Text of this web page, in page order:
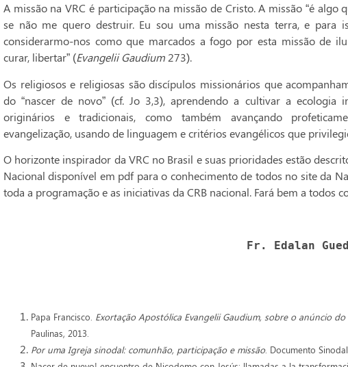
A missão na VRC é participação na missão de Cristo. A missão “é algo
se não me quero destruir. Eu sou uma missão nesta terra, e para
considerarmo-nos como que marcados a fogo por esta missão de
curar, libertar” (Evangelii Gaudium273).
Os religiosos e religiosas são discípulos missionários que
do “nascer de novo” (cf. Jo 3,3), aprendendo a cultivar a ecologia
originários e tradicionais, como também avançando
evangelização, usando de linguagem e critérios evangélicos que
O horizonte inspirador da VRC no Brasil e suas prioridades estão
Nacional disponível em pdf para o conhecimento de todos no site da
toda a programação e as iniciativas da CRB nacional. Fará bem a todos
Fr. Edalan
Papa Francisco. Exortação Apostólica Evangelii Gaudium, sobre o anúncio
Paulinas, 2013.
Por uma Igreja sinodal: comunhão, participação e missão. Documento